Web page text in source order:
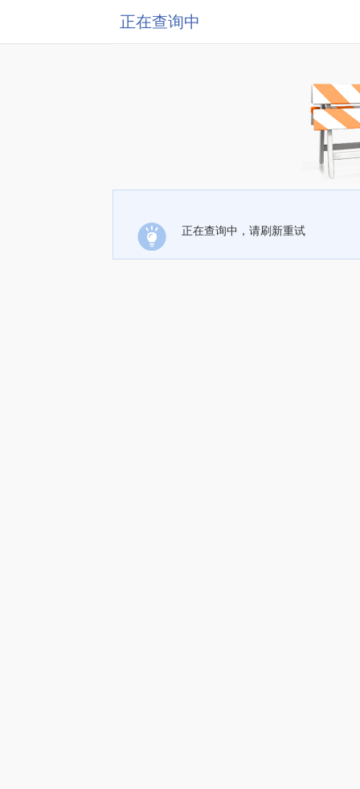
正在查询中
正在查询中，请刷新重试